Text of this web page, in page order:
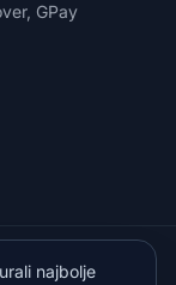
GPay
najbolje